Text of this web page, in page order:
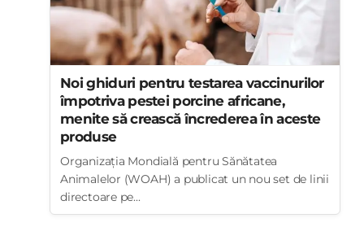
Noi ghiduri pentru testarea vaccinurilor
împotriva pestei porcine africane,
menite să crească încrederea în aceste
produse
Organizația Mondială pentru Sănătatea
Animalelor (WOAH) a publicat un nou set de linii
directoare pe...